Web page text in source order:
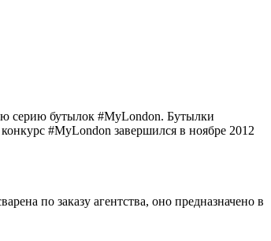
серию бутылок #MyLondon. Бутылки
#MyLondon завершился в ноябре 2012
по заказу агентства, оно предназначено в